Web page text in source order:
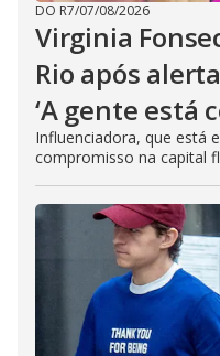
DO R7/07/08/2026
Virginia
Rio após
‘A gente está
Influenciadora, que está
compromisso na capital